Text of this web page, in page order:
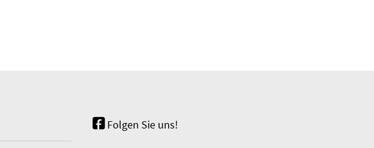
Folgen Sie uns!